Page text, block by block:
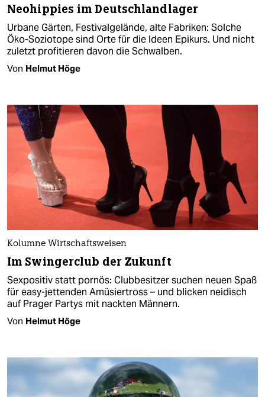
Neohippies im Deutschlandlager
Urbane Gärten, Festivalgelände, alte Fabriken: Solche
Öko-Soziotope sind Orte für die Ideen Epikurs. Und nicht
zuletzt profitieren davon die Schwalben.
Von Helmut Höge
Kolumne Wirtschaftsweisen
Im Swingerclub der Zukunft
Sexpositiv statt pornös: Clubbesitzer suchen neuen Spaß
für easy-jettenden Amüsiertross – und blicken neidisch
auf Prager Partys mit nackten Männern.
Von Helmut Höge